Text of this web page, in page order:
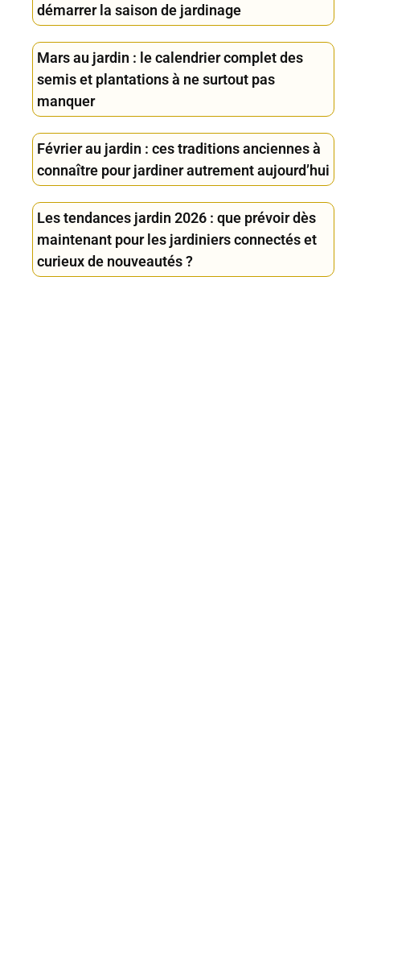
démarrer la saison de jardinage
Mars au jardin : le calendrier complet des
semis et plantations à ne surtout pas
manquer
Février au jardin : ces traditions anciennes à
connaître pour jardiner autrement aujourd’hui
Les tendances jardin 2026 : que prévoir dès
maintenant pour les jardiniers connectés et
curieux de nouveautés ?